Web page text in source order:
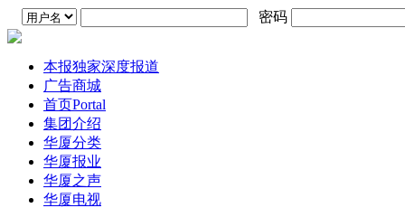
密码
本报独家深度报道
广告商城
首页Portal
集团介绍
华厦分类
华厦报业
华厦之声
华厦电视